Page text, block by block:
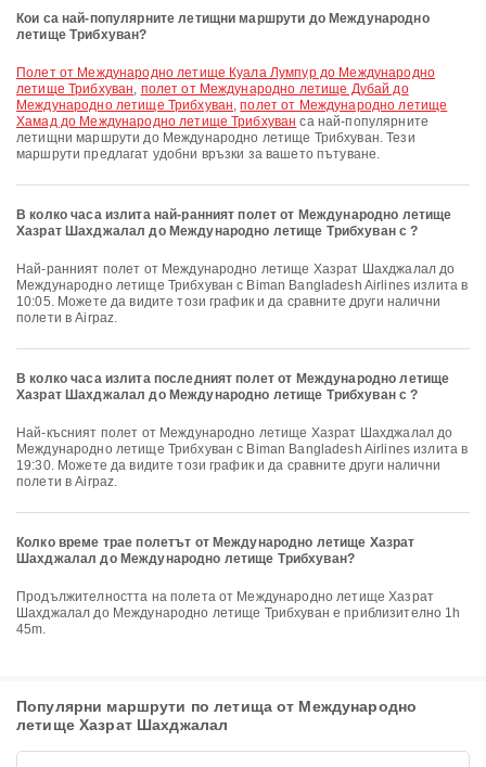
Кои са най-популярните летищни маршрути до Международно
летище Трибхуван?
полет от Международно летище Куала Лумпур до Международно
летище Трибхуван, полет от Международно летище Дубай до
Международно летище Трибхуван,полет от Международно летище
Хамад до Международно летище Трибхуван са най-популярните
летищни маршрути до Международно летище Трибхуван. Тези
маршрути предлагат удобни връзки за вашето пътуване.
В колко часа излита най-ранният полет от Международно летище
Хазрат Шахджалал до Международно летище Трибхуван с ?
Най-ранният полет от Международно летище Хазрат Шахджалал до
Международно летище Трибхуван с Biman Bangladesh Airlines излита в
10:05. Можете да видите този график и да сравните други налични
полети в Airpaz.
В колко часа излита последният полет от Международно летище
Хазрат Шахджалал до Международно летище Трибхуван с ?
Най-късният полет от Международно летище Хазрат Шахджалал до
Международно летище Трибхуван с Biman Bangladesh Airlines излита в
19:30. Можете да видите този график и да сравните други налични
полети в Airpaz.
Колко време трае полетът от Международно летище Хазрат
Шахджалал до Международно летище Трибхуван?
Продължителността на полета от Международно летище Хазрат
Шахджалал до Международно летище Трибхуван е приблизително 1h
45m.
Популярни маршрути по летища от Международно
летище Хазрат Шахджалал